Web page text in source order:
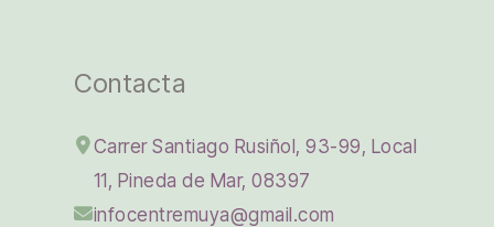
Contacta
Carrer Santiago Rusiñol, 93-99, Local
11, Pineda de Mar, 08397
infocentremuya@gmail.com